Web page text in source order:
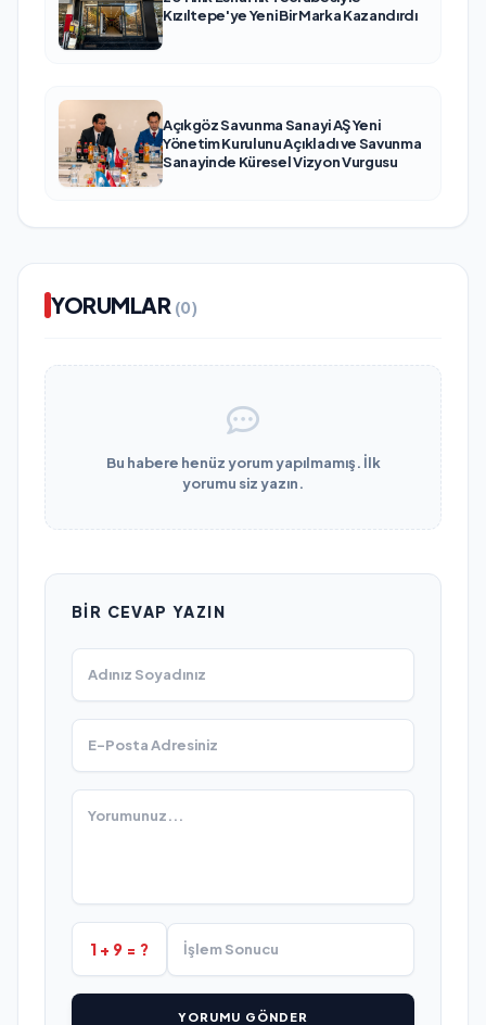
Kızıltepe'ye Yeni Bir Marka Kazandırdı
Açıkgöz Savunma Sanayi AŞ Yeni
Yönetim Kurulunu Açıkladı ve Savunma
Sanayinde Küresel Vizyon Vurgusu
YORUMLAR (0)
Bu habere henüz yorum yapılmamış. İlk
yorumu siz yazın.
BIR CEVAP YAZIN
1 + 9 = ?
YORUMU GÖNDER